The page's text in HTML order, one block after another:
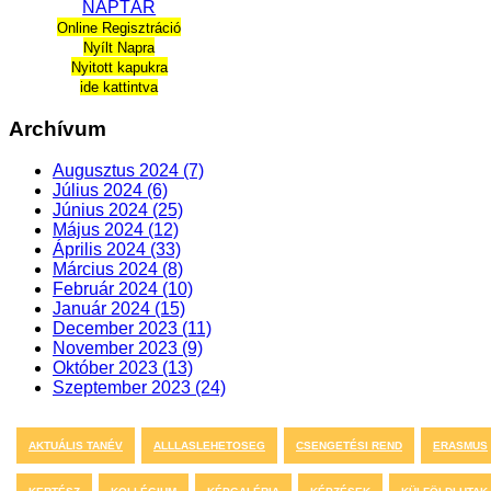
NAPTÁR
Online Regisztráció
Nyílt Napra
Nyitott kapukra
ide kattintva
Archívum
Augusztus 2024 (7)
Július 2024 (6)
Június 2024 (25)
Május 2024 (12)
Április 2024 (33)
Március 2024 (8)
Február 2024 (10)
Január 2024 (15)
December 2023 (11)
November 2023 (9)
Október 2023 (13)
Szeptember 2023 (24)
AKTUÁLIS TANÉV ALLLASLEHETOSEG CSENGETÉSI REND ERASMUS